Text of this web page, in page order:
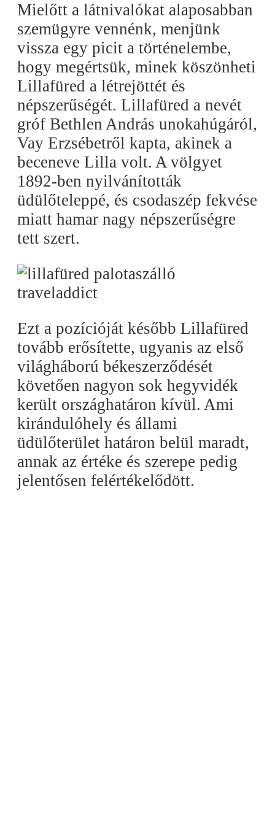
Mielőtt a látnivalókat alaposabban
szemügyre vennénk, menjünk
vissza egy picit a történelembe,
hogy megértsük, minek köszönheti
Lillafüred a létrejöttét és
népszerűségét. Lillafüred a nevét
gróf Bethlen András unokahúgáról,
Vay Erzsébetről kapta, akinek a
beceneve Lilla volt. A völgyet
1892-ben nyilvánították
üdülőteleppé, és csodaszép fekvése
miatt hamar nagy népszerűségre
tett szert.
Ezt a pozícióját később Lillafüred
tovább erősítette, ugyanis az első
világháború békeszerződését
követően nagyon sok hegyvidék
került országhatáron kívül. Ami
kirándulóhely és állami
üdülőterület határon belül maradt,
annak az értéke és szerepe pedig
jelentősen felértékelődött.